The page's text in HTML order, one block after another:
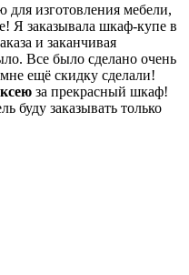
изготовления мебели,
Я заказывала шкаф-купе в
и заканчивая
Все было сделано очень
ещё скидку сделали!
за прекрасный шкаф!
буду заказывать только